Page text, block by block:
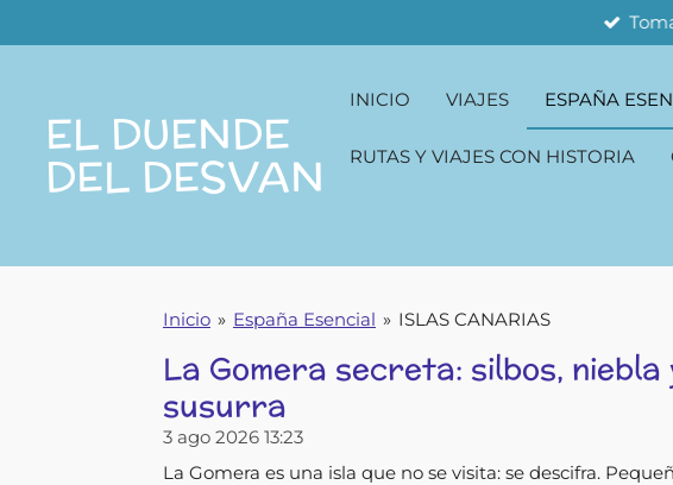
al
EL DUENDE
DEL DESVAN
INICIO VIAJES ESPAÑA
RUTAS Y VIAJES CON HISTORIA
Inicio » España Esencial » ISLAS CANARIAS
La Gomera secreta: silbos,
susurra
3 ago 2026 13:23
La Gomera es una isla que no se visita: se descifra.